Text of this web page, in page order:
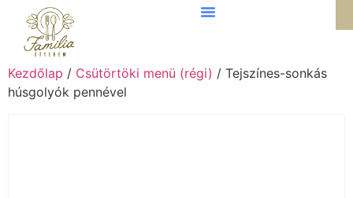
Kezdőlap / Csütörtöki menü (régi) / Tejszínes-sonkás
húsgolyók pennével